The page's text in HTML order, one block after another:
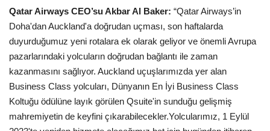
Galeri
Qatar Airways CEO’su Akbar Al Baker: “Qatar Airways’in
Doha'dan Auckland'a doğrudan uçması, son haftalarda
duyurduğumuz yeni rotalara ek olarak geliyor ve önemli Avrupa
pazarlarındaki yolcuların doğrudan bağlantı ile zaman
kazanmasını sağlıyor. Auckland uçuşlarımızda yer alan
Business Class yolcuları, Dünyanın En İyi Business Class
Koltuğu ödülüne layık görülen Qsuite'in sunduğu gelişmiş
mahremiyetin de keyfini çıkarabilecekler.Yolcularımız, 1 Eylül